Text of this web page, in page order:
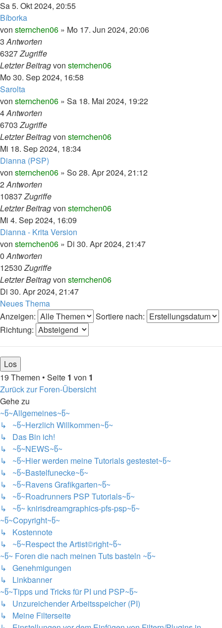
Sa 5. Okt 2024, 20:55
Bíborka
von sternchen06 » Mo 17. Jun 2024, 20:06
3Antworten
6327Zugriffe
Letzter Beitragvon sternchen06
Mo 30. Sep 2024, 16:58
Sarolta
von sternchen06 » Sa 18. Mai 2024, 19:22
4Antworten
6703Zugriffe
Letzter Beitragvon sternchen06
Mi 18. Sep 2024, 18:34
Dianna (PSP)
von sternchen06 » So 28. Apr 2024, 21:12
2Antworten
10837Zugriffe
Letzter Beitragvon sternchen06
Mi 4. Sep 2024, 16:09
Dianna - Krita Version
von sternchen06 » Di 30. Apr 2024, 21:47
0Antworten
12530Zugriffe
Letzter Beitragvon sternchen06
Di 30. Apr 2024, 21:47
Neues Thema
Anzeigen:
Sortiere nach:
Richtung:
19 Themen • Seite 1 von 1
Zurück zur Foren-Übersicht
Gehe zu
~წ~Allgemeines~წ~
↳ ~წ~Herzlich Willkommen~წ~
↳ Das Bin ich!
↳ ~წ~NEWS~წ~
↳ ~წ~Hier werden meine Tutorials gestestet~წ~
↳ ~წ~Bastelfunecke~წ~
↳ ~წ~Ravens Grafikgarten~წ~
↳ ~წ~Roadrunners PSP Tutorials~წ~
↳ ~წ~ knirisdreamgraphics-pfs-psp~წ~
~წ~Copyright~წ~
↳ Kostennote
↳ ~წ~Respect the Artist©right~წ~
~წ~ Foren die nach meinen Tuts basteln ~წ~
↳ Genehmigungen
↳ Linkbanner
~წ~Tipps und Tricks für PI und PSP~წ~
↳ Unzureichender Arbeitsspeicher (PI)
↳ Meine Filterseite